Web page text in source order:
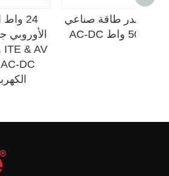
مصدر طاقة صناعي
500 واط AC-DC